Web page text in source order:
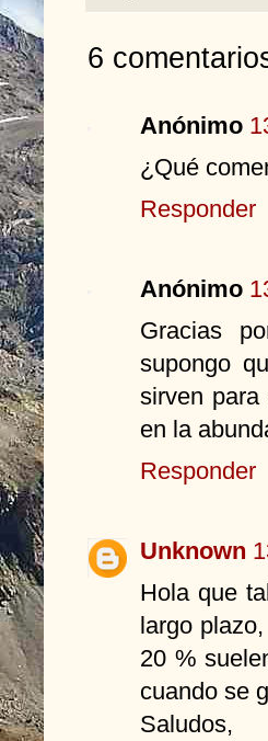
6
Anónimo
¿Qué
Responder
Anónimo
Gracias
supongo
sirven
en la
Responder
Unknown
Hola que
largo
20 %
cuando se
Saludos,